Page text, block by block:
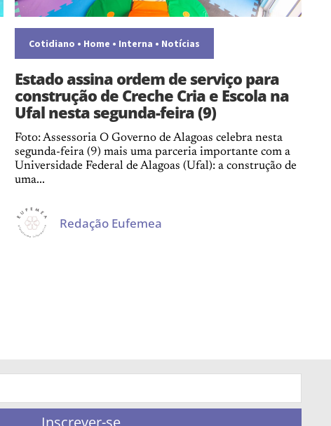
Cotidiano • Home • Interna • Notícias
Estado assina ordem de serviço para
construção de Creche Cria e Escola na
Ufal nesta segunda-feira (9)
Foto: Assessoria O Governo de Alagoas celebra nesta
segunda-feira (9) mais uma parceria importante com a
Universidade Federal de Alagoas (Ufal): a construção de
uma...
Redação Eufemea
Inscrever-se